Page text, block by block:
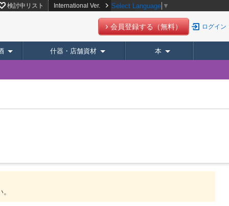
検討中リスト International Ver. Select Language ▼
会員登録する（無料） ログイン
什器・店舗資材 本